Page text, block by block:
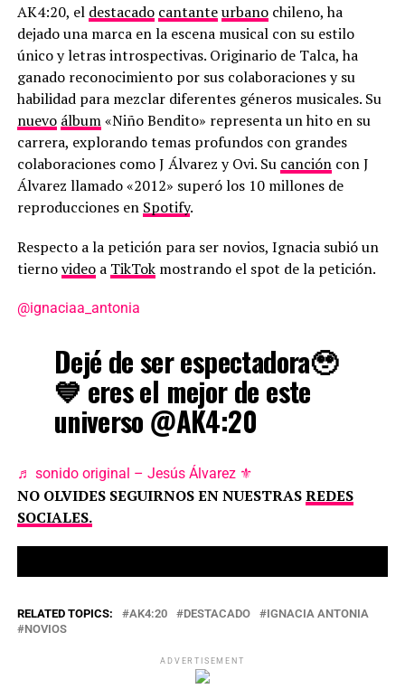
AK4:20, el destacado cantanteurbanochileno, ha
dejado una marca en la escena musical con su estilo
único y letras introspectivas. Originario de Talca, ha
ganado reconocimiento por sus colaboraciones y su
habilidad para mezclar diferentes géneros musicales. Su
nuevo álbum«Niño Bendito» representa un hito en su
carrera, explorando temas profundos con grandes
colaboraciones como J Álvarez y Ovi. Su cancióncon J
Álvarez llamado «2012» superó los 10 millones de
reproducciones en Spotify.
Respecto a la petición para ser novios, Ignacia subió un
tiernovideoa TikTokmostrando el spot de la petición.
@ignaciaa_antonia
Dejé de ser espectadora🥹
💙 eres el mejor de este
universo @AK4:20
♬ sonido original – Jesús Álvarez ⚜️
NO OLVIDES SEGUIRNOS EN NUESTRASREDES
SOCIALES.
RELATED TOPICS: AK4:20 DESTACADO
IGNACIA ANTONIA
NOVIOS
ADVERTISEMENT